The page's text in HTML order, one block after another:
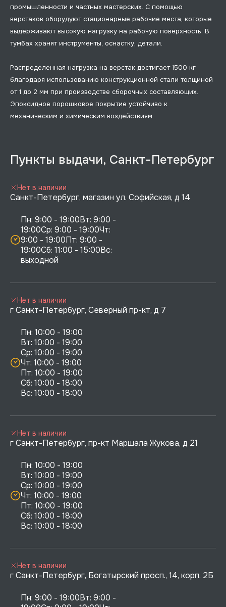
промышленности и частных мастерских. С помощью
верстаков оборудуют стационарные рабочие места, которые
выдерживают высокую нагрузку на рабочую поверхность. В
тумбах хранят инструменты, оснастку, детали.
Распределенная нагрузка на верстак достигает 1500 кг
благодаря использованию конструкционной стали толщиной
от 1 до 2 мм при производстве сборочных составляющих.
Эпоксидное порошковое покрытие устойчиво к
механическим и химическим воздействиям.
Пункты выдачи, Санкт-Петербург
Санкт-Петербург, магазин ул. Софийская, д 14
Пн: 9:00 - 19:00Вт: 9:00 -
19:00Ср: 9:00 - 19:00Чт:
9:00 - 19:00Пт: 9:00 -
19:00Сб: 11:00 - 15:00Вс:
выходной
Нет в наличии
г Санкт-Петербург, Северный пр-кт, д 7
Пн: 10:00 - 19:00
Вт: 10:00 - 19:00
Ср: 10:00 - 19:00
Чт: 10:00 - 19:00
Пт: 10:00 - 19:00
Сб: 10:00 - 18:00
Нет в наличии
г Санкт-Петербург, пр-кт Маршала Жукова, д 21
Пн: 10:00 - 19:00
Вт: 10:00 - 19:00
Ср: 10:00 - 19:00
Чт: 10:00 - 19:00
Пт: 10:00 - 19:00
Сб: 10:00 - 18:00
Нет в наличии
г Санкт-Петербург, Богатырский просп., 14, корп. 2Б
Пн: 9:00 - 19:00Вт: 9:00 -
Нет в наличии